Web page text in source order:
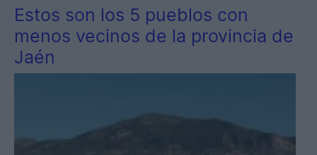
Estos son los 5 pueblos con
menos vecinos de la provincia de
Jaén